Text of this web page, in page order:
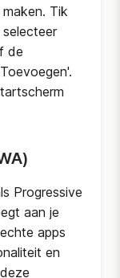
Tik
de
Progressive
aan je
apps
en